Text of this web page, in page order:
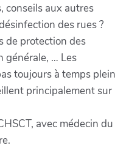
conseils aux autres
des rues ?
de protection des
générale, … Les
toujours à temps plein
principalement sur
avec médecin du